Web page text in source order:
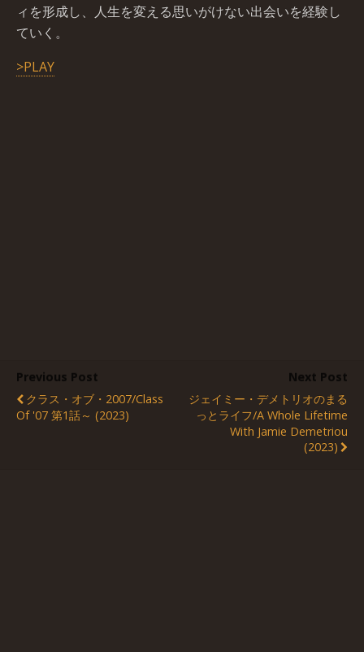
ィを形成し、人生を変える思いがけない出会いを経験し
ていく。
>PLAY
Previous Post
クラス・オブ・2007/Class
Of '07 第1話～ (2023)
Next Post
ジェイミー・デメトリオのまる
っとライフ/A Whole Lifetime
With Jamie Demetriou
(2023)